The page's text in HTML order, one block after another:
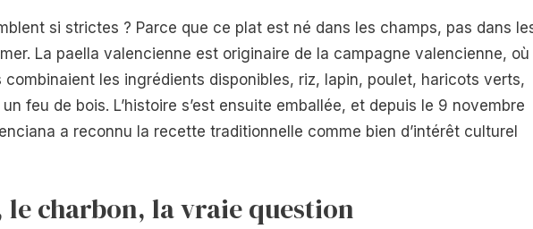
si strictes ? Parce que ce plat est né dans les champs, pas dans
La paella valencienne est originaire de la campagne valencienne, où
les ingrédients disponibles, riz, lapin, poulet, haricots verts,
feu de bois. L’histoire s’est ensuite emballée, et depuis le 9 novembre
a reconnu la recette traditionnelle comme bien d’intérêt culturel
le charbon, la vraie question